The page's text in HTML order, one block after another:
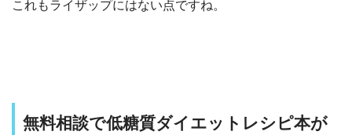
これもライザップにはない点ですね。
無料相談で低糖質ダイエットレシピ本が